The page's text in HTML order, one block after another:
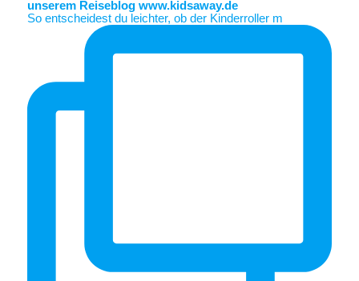
So entscheidest du leichter, ob der Kinderroller m